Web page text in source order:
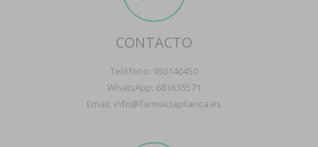
CONTACTO
Teléfono: 950140450
WhatsApp: 681635571
Email: info@farmaciapilarica.es